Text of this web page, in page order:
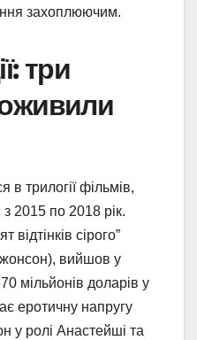
захоплюючим.
три
в трилогії фільмів,
2015 по 2018 рік.
сірого”
вийшов у
мільйонів доларів у
еротичну напругу
у ролі Анастейші та